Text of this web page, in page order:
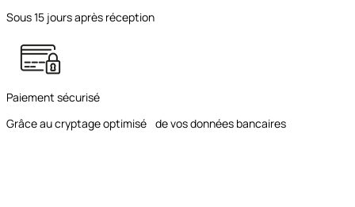
Sous 15 jours après réception
Paiement sécurisé
Grâce au cryptage optimisé de vos données bancaires